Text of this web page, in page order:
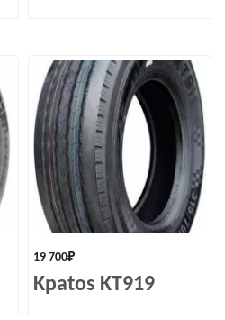
19 700₽
Kpatos KT919